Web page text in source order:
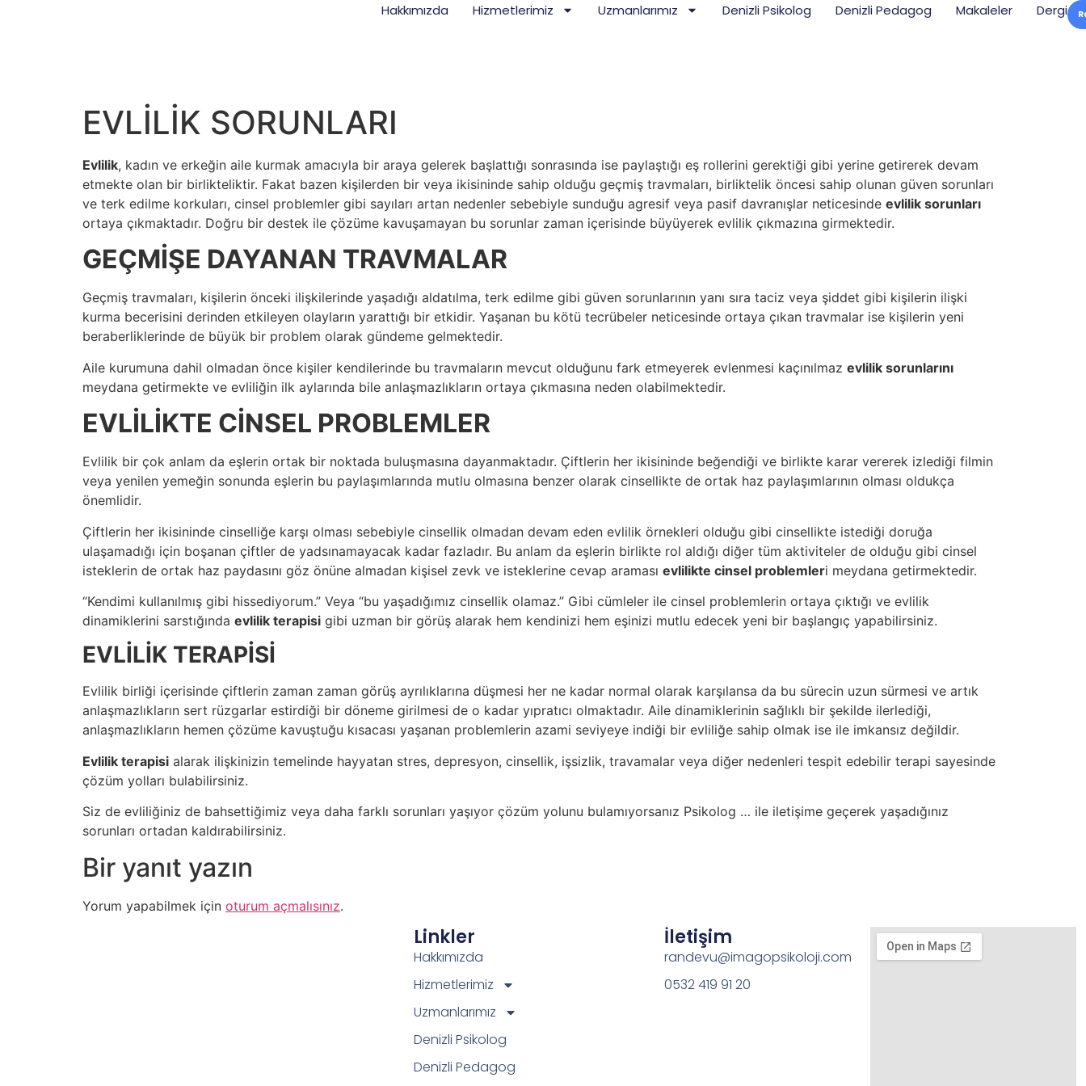
Hakkımızda Hizmetlerimiz Uzmanlarımız Denizli Psikolog Denizli Pedagog Makaleler Dergi
EVLİLİK SORUNLARI
Evlilik, kadın ve erkeğin aile kurmak amacıyla bir araya gelerek başlattığı sonrasında ise paylaştığı eş rollerini gerektiği gibi yerine getirerek devam
etmekte olan bir birlikteliktir. Fakat bazen kişilerden bir veya ikisininde sahip olduğu geçmiş travmaları, birliktelik öncesi sahip olunan güven sorunları
ve terk edilme korkuları, cinsel problemler gibi sayıları artan nedenler sebebiyle sunduğu agresif veya pasif davranışlar neticesinde evlilik sorunları
ortaya çıkmaktadır. Doğru bir destek ile çözüme kavuşamayan bu sorunlar zaman içerisinde büyüyerek evlilik çıkmazına girmektedir.
GEÇMİŞE DAYANAN TRAVMALAR
Geçmiş travmaları, kişilerin önceki ilişkilerinde yaşadığı aldatılma, terk edilme gibi güven sorunlarının yanı sıra taciz veya şiddet gibi kişilerin ilişki
kurma becerisini derinden etkileyen olayların yarattığı bir etkidir. Yaşanan bu kötü tecrübeler neticesinde ortaya çıkan travmalar ise kişilerin yeni
beraberliklerinde de büyük bir problem olarak gündeme gelmektedir.
Aile kurumuna dahil olmadan önce kişiler kendilerinde bu travmaların mevcut olduğunu fark etmeyerek evlenmesi kaçınılmaz evlilik sorunlarını
meydana getirmekte ve evliliğin ilk aylarında bile anlaşmazlıkların ortaya çıkmasına neden olabilmektedir.
EVLİLİKTE CİNSEL PROBLEMLER
Evlilik bir çok anlam da eşlerin ortak bir noktada buluşmasına dayanmaktadır. Çiftlerin her ikisininde beğendiği ve birlikte karar vererek izlediği filmin
veya yenilen yemeğin sonunda eşlerin bu paylaşımlarında mutlu olmasına benzer olarak cinsellikte de ortak haz paylaşımlarının olması oldukça
önemlidir.
Çiftlerin her ikisininde cinselliğe karşı olması sebebiyle cinsellik olmadan devam eden evlilik örnekleri olduğu gibi cinsellikte istediği doruğa
ulaşamadığı için boşanan çiftler de yadsınamayacak kadar fazladır. Bu anlam da eşlerin birlikte rol aldığı diğer tüm aktiviteler de olduğu gibi cinsel
isteklerin de ortak haz paydasını göz önüne almadan kişisel zevk ve isteklerine cevap araması evlilikte cinsel problemleri meydana getirmektedir.
“Kendimi kullanılmış gibi hissediyorum.” Veya “bu yaşadığımız cinsellik olamaz.” Gibi cümleler ile cinsel problemlerin ortaya çıktığı ve evlilik
dinamiklerini sarstığında evlilik terapisi gibi uzman bir görüş alarak hem kendinizi hem eşinizi mutlu edecek yeni bir başlangıç yapabilirsiniz.
EVLİLİK TERAPİSİ
Evlilik birliği içerisinde çiftlerin zaman zaman görüş ayrılıklarına düşmesi her ne kadar normal olarak karşılansa da bu sürecin uzun sürmesi ve artık
anlaşmazlıkların sert rüzgarlar estirdiği bir döneme girilmesi de o kadar yıpratıcı olmaktadır. Aile dinamiklerinin sağlıklı bir şekilde ilerlediği,
anlaşmazlıkların hemen çözüme kavuştuğu kısacası yaşanan problemlerin azami seviyeye indiği bir evliliğe sahip olmak ise ile imkansız değildir.
Evlilik terapisi alarak ilişkinizin temelinde hayyatan stres, depresyon, cinsellik, işsizlik, travamalar veya diğer nedenleri tespit edebilir terapi sayesinde
çözüm yolları bulabilirsiniz.
Siz de evliliğiniz de bahsettiğimiz veya daha farklı sorunları yaşıyor çözüm yolunu bulamıyorsanız Psikolog … ile iletişime geçerek yaşadığınız
sorunları ortadan kaldırabilirsiniz.
Bir yanıt yazın
Yorum yapabilmek için oturum açmalısınız.
Linkler
Hakkımızda
Hizmetlerimiz
Uzmanlarımız
Denizli Psikolog
Denizli Pedagog
İletişim
randevu@imagopsikoloji.com
0532 419 91 20